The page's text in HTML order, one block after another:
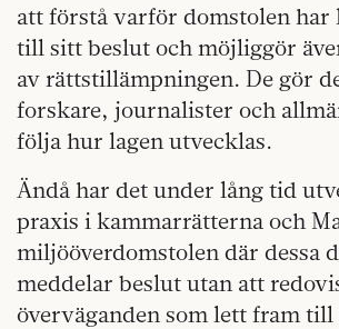
att förstå varför domstolen har
till sitt beslut och möjliggör
av rättstillämpningen. De gör
forskare, journalister och
följa hur lagen utvecklas.
Ändå har det under lång tid
praxis i kammarrätterna och
miljööverdomstolen där dessa
meddelar beslut utan att
överväganden som lett fram till